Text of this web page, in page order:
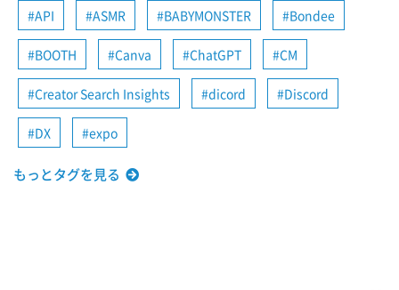
API ASMR BABYMONSTER Bondee
BOOTH Canva ChatGPT CM
Creator Search Insights dicord Discord
DX expo
もっとタグを見る